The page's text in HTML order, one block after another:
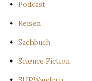
Podcast
Reisen
Sachbuch
Science Fiction